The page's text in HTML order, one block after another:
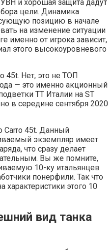
и хорошая защита дадут
цели. Динамика
позицию в начале
на изменение ситуации
именно от игрока зависит,
этого высокоуровневого
45t. Нет, это не ТОП
— это именно акционный
ТТ Италии на ST
в середине сентября 2020
Carro 45t. Данный
экземпляр имеет
что сразу делает
Вы же помните,
10-ку итальянцев
понерфили. Так что
характеристики этого 10
вид танка